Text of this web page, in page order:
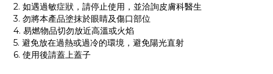
2. 如遇過敏症狀，請停止使用，並洽詢皮膚科醫生
3. 勿將本產品塗抹於眼睛及傷口部位
4. 易燃物品切勿放近高溫或火焰
5. 避免放在過熱或過冷的環境，避免陽光直射
6. 使用後請蓋上蓋子